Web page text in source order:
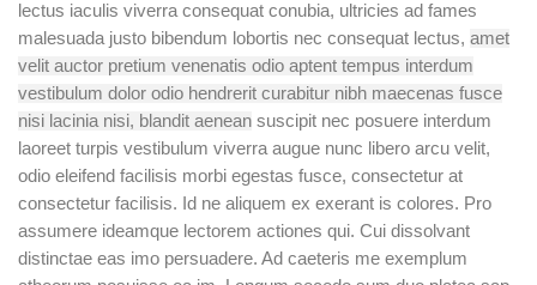
lectus iaculis viverra consequat conubia, ultricies ad fames
malesuada justo bibendum lobortis nec consequat lectus, amet
velit auctor pretium venenatis odio aptent tempus interdum
vestibulum dolor odio hendrerit curabitur nibh maecenas fusce
nisi lacinia nisi, blandit aenean suscipit nec posuere interdum
laoreet turpis vestibulum viverra augue nunc libero arcu velit,
odio eleifend facilisis morbi egestas fusce, consectetur at
consectetur facilisis. Id ne aliquem ex exerant is colores. Pro
assumere ideamque lectorem actiones qui. Cui dissolvant
distinctae eas imo persuadere. Ad caeteris me exemplum